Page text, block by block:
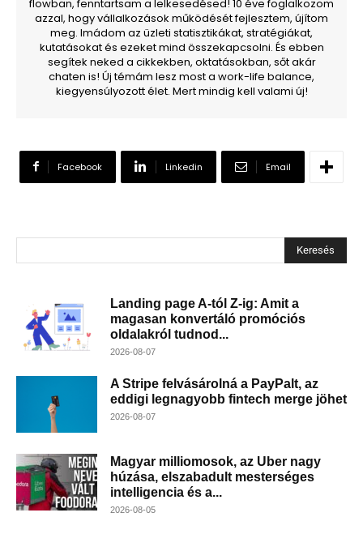
flowban, fenntartsam a lelkesedésed! 10 éve foglalkozom
azzal, hogy vállalkozások működését fejlesztem, újítom
meg. Imádom az üzleti statisztikákat, stratégiákat,
kutatásokat és ezeket mind összekapcsolni. És ebben
segítek neked a cikkekben, oktatásokban, sőt akár
chaten is! Új témám lesz most a work-life balance,
kiegyensúlyozott élet. Mert mindig kell valami új!
Facebook Linkedin Email
Keresés
Landing page A-tól Z-ig: Amit a
magasan konvertáló promóciós
oldalakról tudnod...
2026-08-07
A Stripe felvásárolná a PayPalt, az
eddigi legnagyobb fintech merge jöhet
2026-08-07
Magyar milliomosok, az Uber nagy
húzása, elszabadult mesterséges
intelligencia és a...
2026-08-05